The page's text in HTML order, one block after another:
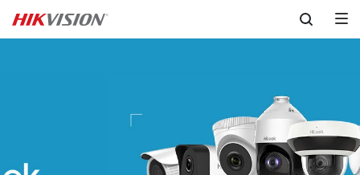
Skip to content